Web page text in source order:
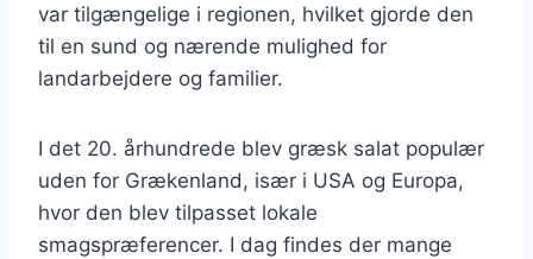
var tilgængelige i regionen, hvilket gjorde den
til en sund og nærende mulighed for
landarbejdere og familier.
I det 20. århundrede blev græsk salat populær
uden for Grækenland, især i USA og Europa,
hvor den blev tilpasset lokale
smagspræferencer. I dag findes der mange